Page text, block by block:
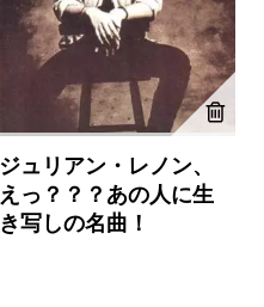
ジュリアン・レノン、
えっ？？？あの人に生
き写しの名曲！